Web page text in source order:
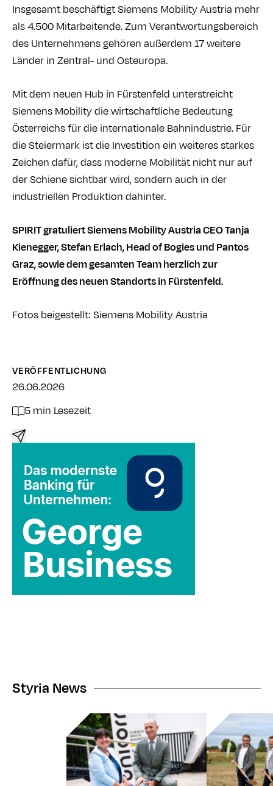
VERÖFFENTLICHUNG
26.06.2026
5 min Lesezeit
Insgesamt beschäftigt Siemens Mobility Austria mehr
als 4.500 Mitarbeitende. Zum Verantwortungsbereich
des Unternehmens gehören außerdem 17 weitere
Länder in Zentral- und Osteuropa.
Mit dem neuen Hub in Fürstenfeld unterstreicht
Siemens Mobility die wirtschaftliche Bedeutung
Österreichs für die internationale Bahnindustrie. Für
die Steiermark ist die Investition ein weiteres starkes
Zeichen dafür, dass moderne Mobilität nicht nur auf
der Schiene sichtbar wird, sondern auch in der
industriellen Produktion dahinter.
SPIRIT gratuliert Siemens Mobility Austria CEO Tanja
Kienegger, Stefan Erlach, Head of Bogies und Pantos
Graz, sowie dem gesamten Team herzlich zur
Eröffnung des neuen Standorts in Fürstenfeld.
Fotos beigestellt: Siemens Mobility Austria
Styria News